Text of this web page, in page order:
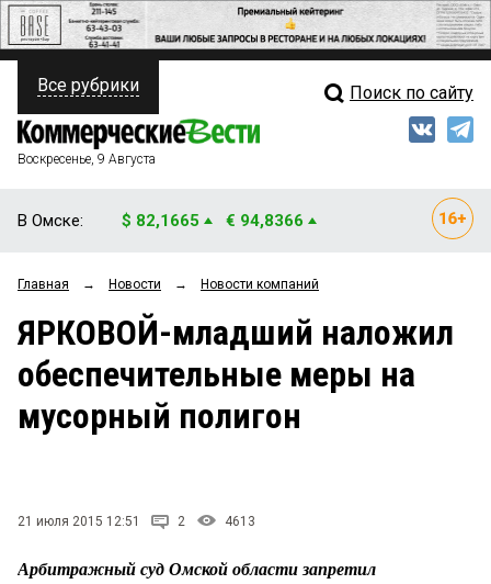
ПОЛИТИКА
ФИНАНСЫ
ОБЩЕСТВО
ЗАКОН
НОВОСТИ КОМПАНИЙ
Свежий выпуск
Мнения
Рейтинги
Блоги
Архив
Все рубрики Поиск по сайту
Воскресенье, 9 Августа
В Омске: $ 82,1665 € 94,8366
Главная → Новости → Новости компаний
ЯРКОВОЙ-младший наложил
обеспечительные меры на
мусорный полигон
21 июля 2015 12:51 2 4613
Арбитражный суд Омской области запретил